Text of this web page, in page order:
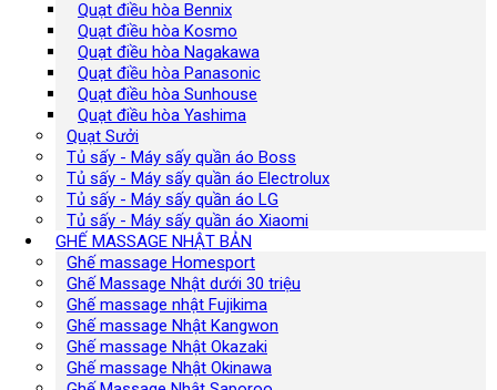
Quạt điều hòa Bennix
Quạt điều hòa Kosmo
Quạt điều hòa Nagakawa
Quạt điều hòa Panasonic
Quạt điều hòa Sunhouse
Quạt điều hòa Yashima
Quạt Sưởi
Tủ sấy - Máy sấy quần áo Boss
Tủ sấy - Máy sấy quần áo Electrolux
Tủ sấy - Máy sấy quần áo LG
Tủ sấy - Máy sấy quần áo Xiaomi
GHẾ MASSAGE NHẬT BẢN
Ghế massage Homesport
Ghế Massage Nhật dưới 30 triệu
Ghế massage nhật Fujikima
Ghế massage Nhật Kangwon
Ghế massage Nhật Okazaki
Ghế massage Nhật Okinawa